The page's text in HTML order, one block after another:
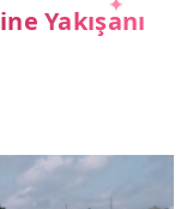
Yakışanı